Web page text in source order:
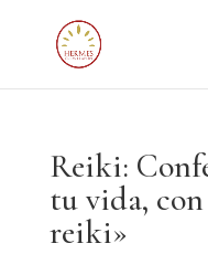
Reiki:
tu vida,
reiki»